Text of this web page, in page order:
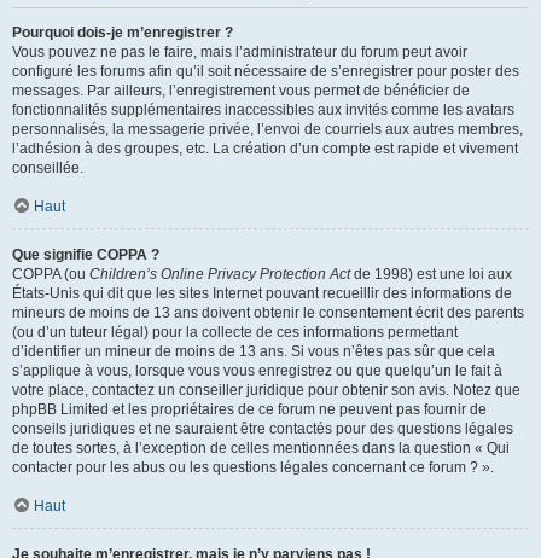
Pourquoi dois-je m’enregistrer ?
Vous pouvez ne pas le faire, mais l’administrateur du forum peut avoir
configuré les forums afin qu’il soit nécessaire de s’enregistrer pour poster des
messages. Par ailleurs, l’enregistrement vous permet de bénéficier de
fonctionnalités supplémentaires inaccessibles aux invités comme les avatars
personnalisés, la messagerie privée, l’envoi de courriels aux autres membres,
l’adhésion à des groupes, etc. La création d’un compte est rapide et vivement
conseillée.
Haut
Que signifie COPPA ?
COPPA (ou Children’s Online Privacy Protection Actde 1998) est une loi aux
États-Unis qui dit que les sites Internet pouvant recueillir des informations de
mineurs de moins de 13 ans doivent obtenir le consentement écrit des parents
(ou d’un tuteur légal) pour la collecte de ces informations permettant
d’identifier un mineur de moins de 13 ans. Si vous n’êtes pas sûr que cela
s’applique à vous, lorsque vous vous enregistrez ou que quelqu’un le fait à
votre place, contactez un conseiller juridique pour obtenir son avis. Notez que
phpBB Limited et les propriétaires de ce forum ne peuvent pas fournir de
conseils juridiques et ne sauraient être contactés pour des questions légales
de toutes sortes, à l’exception de celles mentionnées dans la question « Qui
contacter pour les abus ou les questions légales concernant ce forum ? ».
Haut
Je souhaite m’enregistrer, mais je n’y parviens pas !